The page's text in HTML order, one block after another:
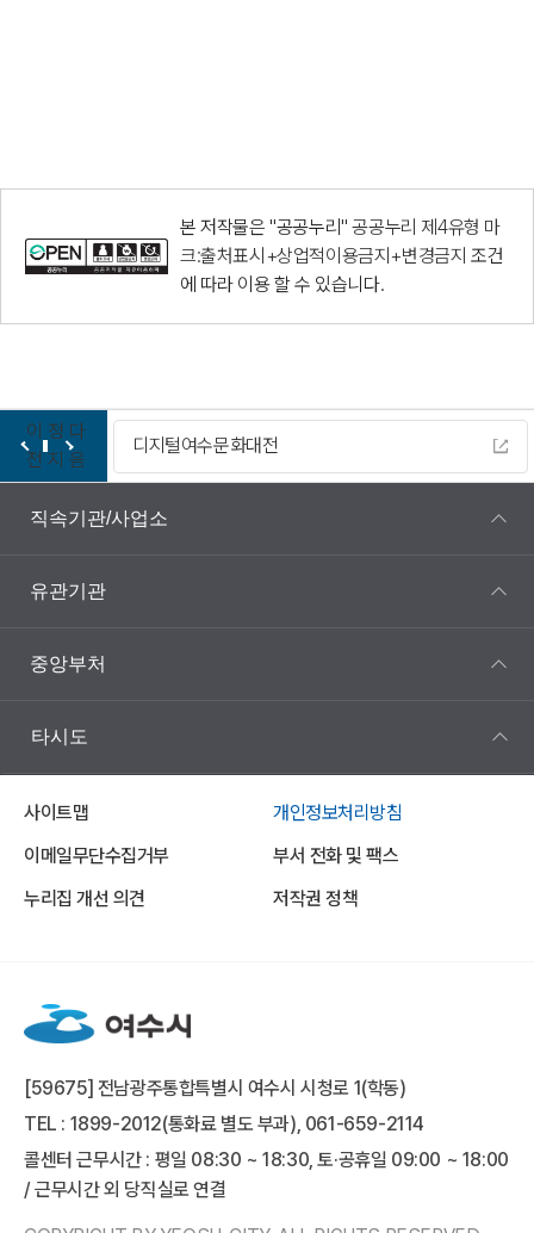
본 저작물은 "공공누리"공공누리 제4유형 마
크:출처표시+상업적이용금지+변경금지 조건
에 따라 이용 할 수 있습니다.
이
전
정
지
다
음
디지털여수문화대전
직속기관/사업소
유관기관
중앙부처
타시도
사이트맵
개인정보처리방침
이메일무단수집거부
부서 전화 및 팩스
누리집 개선 의견
저작권 정책
[59675] 전남광주통합특별시 여수시 시청로 1(학동)
TEL : 1899-2012(통화료 별도 부과), 061-659-2114
콜센터 근무시간 : 평일 08:30 ~ 18:30, 토·공휴일 09:00 ~ 18:00
/ 근무시간 외 당직실로 연결